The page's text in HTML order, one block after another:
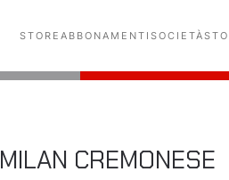
STORE ABBONAMENTI SOCIETÀ
MILAN CREMONESE